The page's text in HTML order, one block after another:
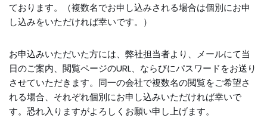
ております。（複数名でお申し込みされる場合は個別にお申
し込みをいただければ幸いです。）
お申込みいただいた方には、弊社担当者より、メールにて当
日のご案内、閲覧ページのURL、ならびにパスワードをお送り
させていただきます。同一の会社で複数名の閲覧をご希望さ
れる場合、それぞれ個別にお申し込みいただければ幸いで
す。恐れ入りますがよろしくお願い申し上げます。